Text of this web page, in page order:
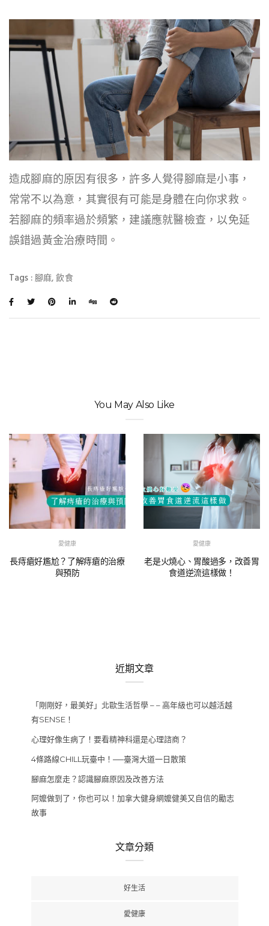
造成腳麻的原因有很多，許多人覺得腳麻是小事，
常常不以為意，其實很有可能是身體在向你求救。
若腳麻的頻率過於頻繁，建議應就醫檢查，以免延
誤錯過黃金治療時間。
Tags :腳麻,飲食
You May Also Like
愛健康
長痔瘡好尷尬？了解痔瘡的治療
與預防
愛健康
老是火燒心、胃酸過多，改善胃
食道逆流這樣做！
近期文章
「剛剛好，最美好」北歐生活哲學 – – 高年級也可以越活越
有SENSE！
心理好像生病了！要看精神科還是心理諮商？
4條路線CHILL玩臺中！──臺灣大道一日散策
腳麻怎麼走？認識腳麻原因及改善方法
阿嬤做到了，你也可以！加拿大健身網嬤健美又自信的勵志
故事
文章分類
好生活
愛健康